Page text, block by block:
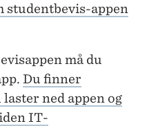
studentbevis-appen
må du
Du finner
ned appen og
IT-